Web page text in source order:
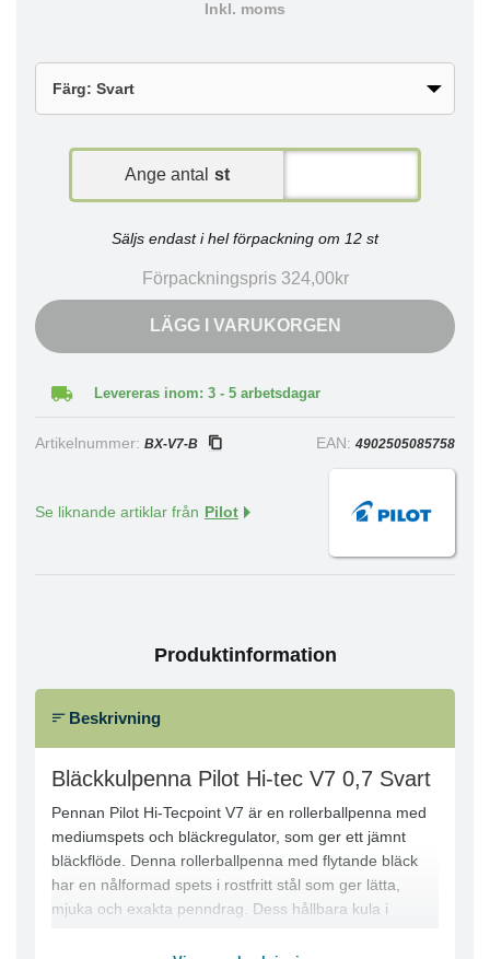
Inkl. moms
Ange antal st
Säljs endast i hel förpackning om 12 st
Förpackningspris 324,00kr
LÄGG I VARUKORGEN
Levereras inom: 3 - 5 arbetsdagar
Artikelnummer: BX-V7-B EAN: 4902505085758
Se liknande artiklar från Pilot
Produktinformation
Beskrivning
Bläckkulpenna Pilot Hi-tec V7 0,7 Svart
Pennan Pilot Hi-Tecpoint V7 är en rollerballpenna med
mediumspets och bläckregulator, som ger ett jämnt
bläckflöde. Denna rollerballpenna med flytande bläck
har en nålformad spets i rostfritt stål som ger lätta,
mjuka och exakta penndrag. Dess hållbara kula i